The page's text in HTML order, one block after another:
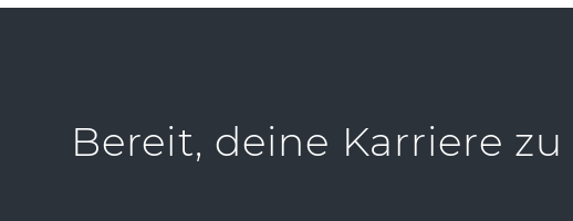
Bereit, deine Karriere